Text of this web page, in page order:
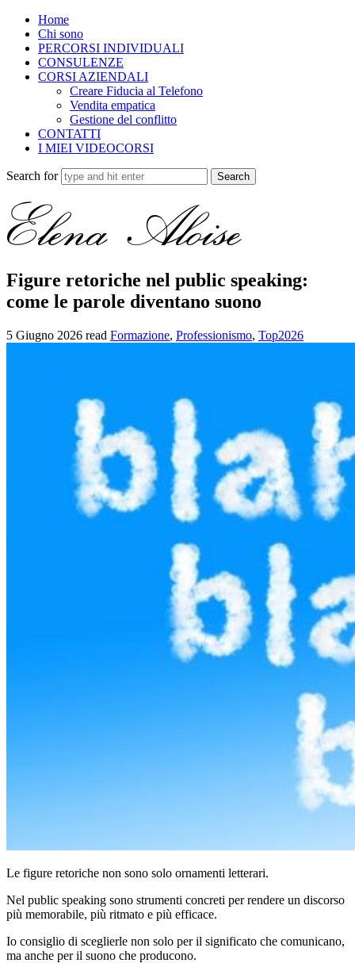
Home
Chi sono
PERCORSI INDIVIDUALI
CONSULENZE
CORSI AZIENDALI
Creare Fiducia al Telefono
Vendita empatica
Gestione del conflitto
CONTATTI
I MIEI VIDEOCORSI
Search for
Figure retoriche nel public speaking:
come le parole diventano suono
5 Giugno 2026 read Formazione, Professionismo, Top2026
Le figure retoriche non sono solo ornamenti letterari.
Nel public speaking sono strumenti concreti per rendere un discorso
più memorabile, più ritmato e più efficace.
Io consiglio di sceglierle non solo per il significato che comunicano,
ma anche per il suono che producono.